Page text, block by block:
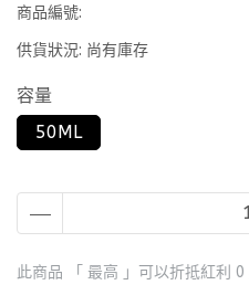
商品編號:
供貨狀況: 尚有庫存
容量
50ML
此商品 「 最高 」可以折抵紅利 0